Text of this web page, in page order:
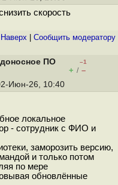
скорость
Наверх Cообщить модератору
ПО
–1
+ / –
Июн-26, 10:40
локальное
- сотрудник с ФИО и
заморозить версию,
и только потом
по мере
обновлённые